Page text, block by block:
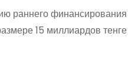
раннего
15 миллиардов